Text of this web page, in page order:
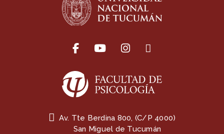
Av. Tte Berdina 800, (C/P 4000)
San Miguel de Tucumán